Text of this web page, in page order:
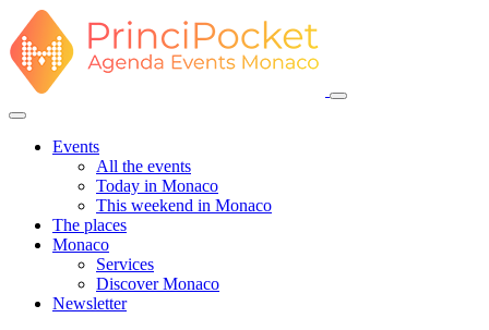
Events
All the events
Today in Monaco
This weekend in Monaco
The places
Monaco
Services
Discover Monaco
Newsletter